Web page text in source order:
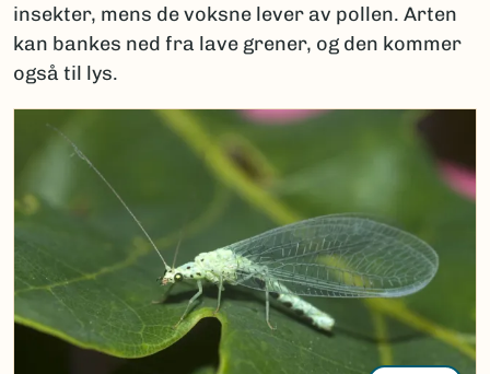
insekter, mens de voksne lever av pollen. Arten
kan bankes ned fra lave grener, og den kommer
også til lys.